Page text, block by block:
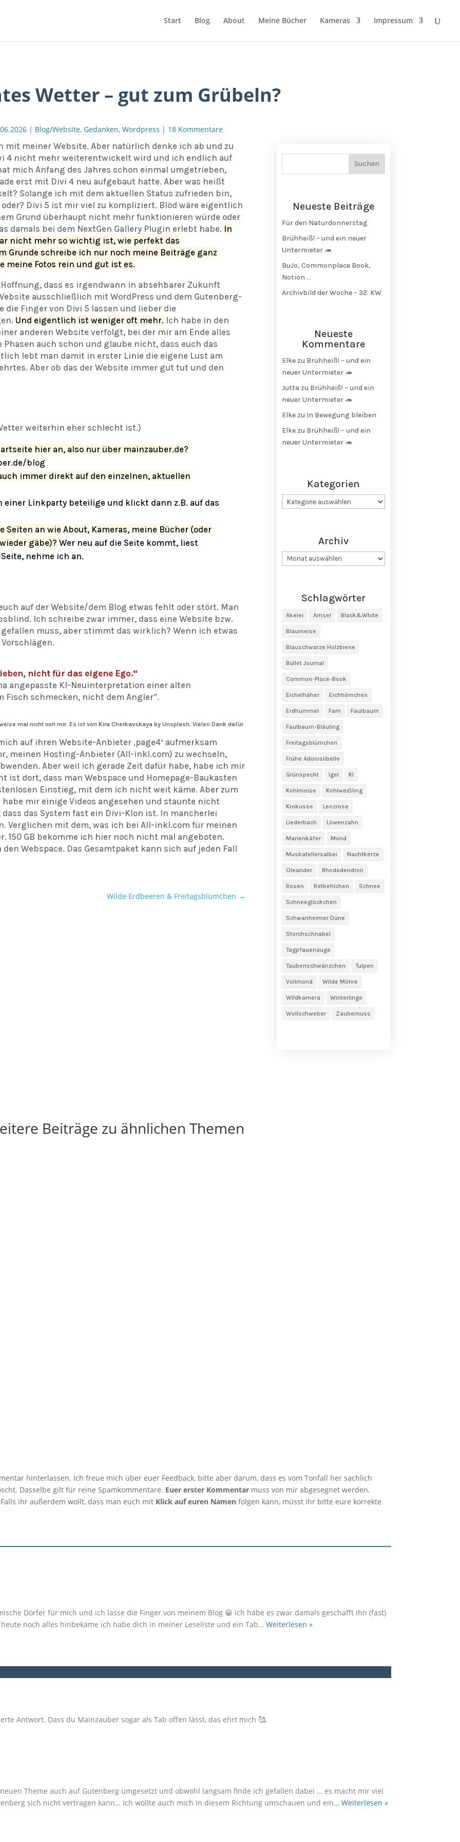
Start Blog About Meine Bücher Kameras Impressum
Wetter – gut zum Grübeln?
| Blog/Website, Gedanken, Wordpress | 18 Kommentare
meiner Website. Aber natürlich denke ich ab und zu
4 nicht mehr weiterentwickelt wird und ich endlich auf
mich Anfang des Jahres schon einmal umgetrieben,
erst mit Divi 4 neu aufgebaut hatte. Aber was heißt
Solange ich mit dem aktuellen Status zufrieden bin,
Divi 5 ist mir viel zu kompliziert. Blöd wäre eigentlich
Grund überhaupt nicht mehr funktionieren würde oder
damals bei dem NextGen Gallery Plugin erlebt habe. In
nicht mehr so wichtig ist, wie perfekt das
Grunde schreibe ich nur noch meine Beiträge ganz
meine Fotos rein und gut ist es.
dass es irgendwann in absehbarer Zukunft
ausschließlich mit WordPress und dem Gutenberg-
die Finger von Divi 5 lassen und lieber die
Und eigentlich ist weniger oft mehr. Ich habe in den
anderen Website verfolgt, bei der mir am Ende alles
auch schon und glaube nicht, dass euch das
lebt man damit in erster Linie die eigene Lust am
Aber ob das der Website immer gut tut und den
weiterhin eher schlecht ist.)
hier an, also nur über mainzauber.de?
blog
immer direkt auf den einzelnen, aktuellen
Linkparty beteilige und klickt dann z.B. auf das
Seiten an wie About, Kameras, meine Bücher (oder
gäbe)?Wer neu auf die Seite kommt, liest
nehme ich an.
auf der Website/dem Blog etwas fehlt oder stört. Man
Ich schreibe zwar immer, dass eine Website bzw.
muss, aber stimmt das wirklich? Wenn ich etwas
nicht für das eigene Ego.“
angepasste KI-Neuinterpretation einer alten
Fisch schmecken, nicht dem Angler”.
mal nicht von mir. Es ist von Kira Cherkavskaya by Unsplash. Vielen Dank dafür
auf ihren Website-Anbieter ‚page4‘ aufmerksam
meinen Hosting-Anbieter (All-inkl.com) zu wechseln,
Aber weil ich gerade Zeit dafür habe, habe ich mir
ist dort, dass man Webspace und Homepage-Baukasten
Einstieg, mit dem ich nicht weit käme. Aber zum
mir einige Videos angesehen und staunte nicht
das System fast ein Divi-Klon ist. In mancherlei
Verglichen mit dem, was ich bei All-inkl.com für meinen
150 GB bekomme ich hier noch nicht mal angeboten.
Webspace. Das Gesamtpaket kann sich auf jeden Fall
Wilde Erdbeeren & Freitagsblümchen →
Neueste Beiträge
Für den Naturdonnerstag
Brühheiß! – und ein neuer
Untermieter 🦔
BuJo, Commonplace Book,
Notion …
Archivbild der Woche – 32. KW
Neueste
Kommentare
Elke zu Brühheiß! – und ein
neuer Untermieter 🦔
Jutta zu Brühheiß! – und ein
neuer Untermieter 🦔
Elke zu In Bewegung bleiben
Elke zu Brühheiß! – und ein
neuer Untermieter 🦔
Kategorien
Kategorien
Archiv
Archiv
Schlagwörter
Akelei Amsel Black&White
Blaumeise
Blauschwarze Holzbiene
Bullet Journal
Common-Place-Book
Eichelhäher Eichhörnchen
Erdhummel Farn Faulbaum
Faulbaum-Bläuling
Freitagsblümchen
Frühe Adonislibelle
Grünspecht Igel KI
Kohlmeise Kohlweißling
Krokusse Lenzrose
Liederbach Löwenzahn
Marienkäfer Mond
Muskatellersalbei Nachtkerze
Oleander Rhododendron
Rosen Rotkehlchen Schnee
Schneeglöckchen
Schwanheimer Düne
Storchschnabel
Tagpfauenauge
Taubenschwänzchen Tulpen
Vollmond Wilde Möhre
Wildkamera Winterlinge
Wollschweber Zaubernuss
Beiträge zu ähnlichen Themen
hinterlassen. Ich freue mich über euer Feedback, bitte aber darum, dass es vom Tonfall her sachlich
Dasselbe gilt für reine Spamkommentare. Euer erster Kommentar muss von mir abgesegnet werden,
ihr außerdem wollt, dass man euch mit Klick auf euren Namen folgen kann, müsst ihr bitte eure korrekte
Dörfer für mich und ich lasse die Finger von meinem Blog 😀 ich habe es zwar damals geschafft ihn (fast)
noch alles hinbekäme ich habe dich in meiner Leseliste und ein Tab…Weiterlesen »
Antwort. Dass du Mainzauber sogar als Tab offen lässt, das ehrt mich 🥰.
Theme auch auf Gutenberg umgesetzt und obwohl langsam finde ich gefallen dabei … es macht mir viel
sich nicht vertragen kann… Ich wollte auch mich in diesem Richtung umschauen und ein…Weiterlesen »